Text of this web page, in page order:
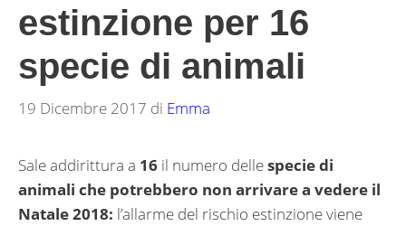
estinzione per 16
specie di animali
19 Dicembre 2017 di Emma
Sale addirittura a 16 il numero dellespecie di
animali che potrebbero non arrivare a vedere il
Natale 2018: l’allarme del rischio estinzione viene